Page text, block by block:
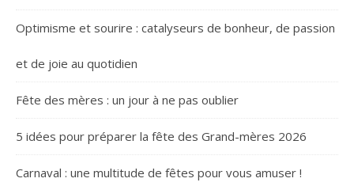
Optimisme et sourire : catalyseurs de bonheur, de passion
et de joie au quotidien
Fête des mères : un jour à ne pas oublier
5 idées pour préparer la fête des Grand-mères 2026
Carnaval : une multitude de fêtes pour vous amuser !